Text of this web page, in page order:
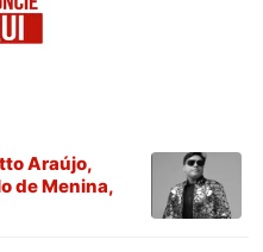
Araújo,
de Menina,